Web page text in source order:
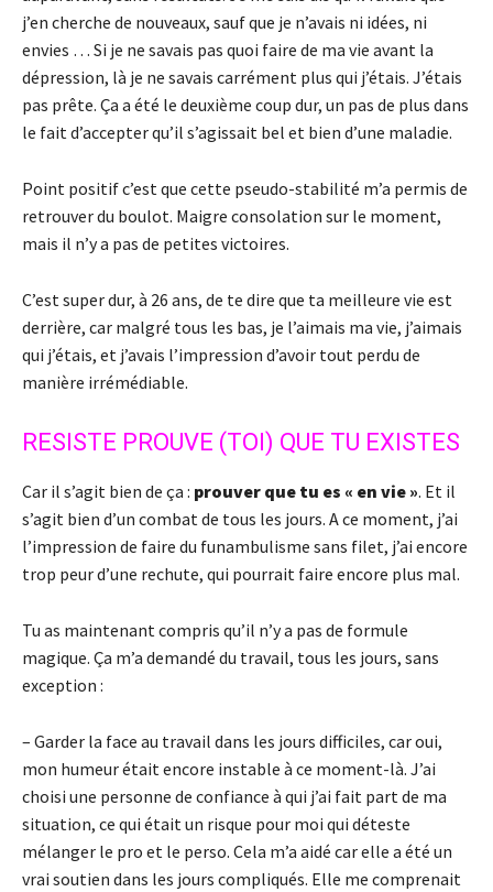
j’en cherche de nouveaux, sauf que je n’avais ni idées, ni
envies … Si je ne savais pas quoi faire de ma vie avant la
dépression, là je ne savais carrément plus qui j’étais. J’étais
pas prête. Ça a été le deuxième coup dur, un pas de plus dans
le fait d’accepter qu’il s’agissait bel et bien d’une maladie.
Point positif c’est que cette pseudo-stabilité m’a permis de
retrouver du boulot. Maigre consolation sur le moment,
mais il n’y a pas de petites victoires.
C’est super dur, à 26 ans, de te dire que ta meilleure vie est
derrière, car malgré tous les bas, je l’aimais ma vie, j’aimais
qui j’étais, et j’avais l’impression d’avoir tout perdu de
manière irrémédiable.
RESISTE PROUVE (TOI) QUE TU EXISTES
Car il s’agit bien de ça : prouver que tu es « en vie ». Et il
s’agit bien d’un combat de tous les jours. A ce moment, j’ai
l’impression de faire du funambulisme sans filet, j’ai encore
trop peur d’une rechute, qui pourrait faire encore plus mal.
Tu as maintenant compris qu’il n’y a pas de formule
magique. Ça m’a demandé du travail, tous les jours, sans
exception :
– Garder la face au travail dans les jours difficiles, car oui,
mon humeur était encore instable à ce moment-là. J’ai
choisi une personne de confiance à qui j’ai fait part de ma
situation, ce qui était un risque pour moi qui déteste
mélanger le pro et le perso. Cela m’a aidé car elle a été un
vrai soutien dans les jours compliqués. Elle me comprenait